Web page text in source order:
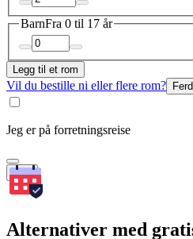
BarnFra 0 til 17 år
Legg til et rom
Vil du bestille ni eller flere rom?
Jeg er på forretningsreise
Søk
Alternativer med